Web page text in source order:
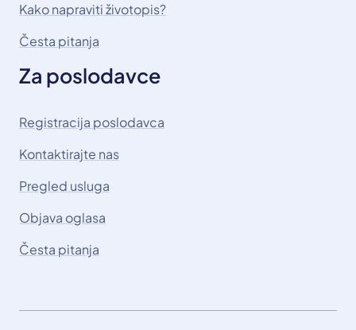
Kako napraviti životopis?
Česta pitanja
Za poslodavce
Registracija poslodavca
Kontaktirajte nas
Pregled usluga
Objava oglasa
Česta pitanja